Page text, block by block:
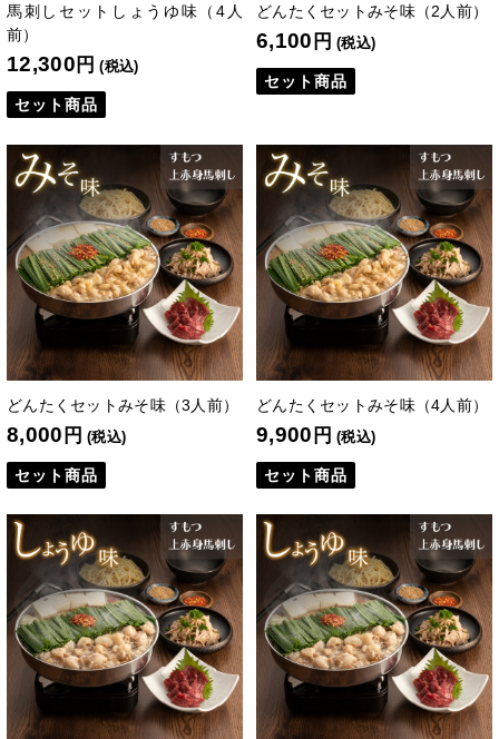
馬刺しセットしょうゆ味（4人
前）
12,300 円 (税込)
セット商品
どんたくセットみそ味（2人前）
6,100 円 (税込)
セット商品
どんたくセットみそ味（3人前）
8,000 円 (税込)
セット商品
どんたくセットみそ味（4人前）
9,900 円 (税込)
セット商品